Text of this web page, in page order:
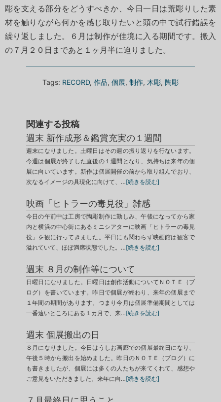
彫を支える部分をどうすべきか、今日一日は荒彫りした素
材を触りながら何かを感じ取りたいと頭の中で試行錯誤を
繰り返しました。６月は制作が佳境に入る期間です。搬入
の７月２０日まであと１ヶ月半に迫りました。
Tags: RECORD, 作品, 個展, 制作, 木彫, 陶彫
関連する投稿
週末 新作成形＆鑑賞充実の１週間
週末になりました。土曜日はその週の振り返りを行ないます。
今週は個展が終了した直後の１週間となり、気持ちは来年の個
展に向いています。新作は個展開催の前から取り組んでおり、
次なるイメージの具現化に向けて、…[続きを読む]
映画「ヒトラーの毒見役」雑感
今日の午前中は工房で陶彫制作に勤しみ、午後になってから家
内と横浜の中心街にあるミニシアターに映画「ヒトラーの毒見
役」を観に行ってきました。平日にも関わらず映画館は観客で
溢れていて、ほぼ満席状態でした。…[続きを読む]
週末 ８月の制作等について
日曜日になりました。日曜日は創作活動についてＮＯＴＥ（ブ
ログ）を書いています。昨日で個展が終わり、来年の個展まで
１年間の期間があります。つまり今月は個展準備期間としては
一番遠いところにある１カ月で、来…[続きを読む]
週末 個展搬出の日
８月になりました。今日はうしお画廊での個展最終日になり、
午後５時から搬出を始めました。昨日のＮＯＴＥ（ブログ）に
も書きましたが、個展には多くの人たちが来てくれて、感想や
ご意見をいただきました。来年に向…[続きを読む]